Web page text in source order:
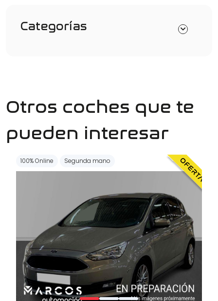
Categorías
Otros coches que te
pueden interesar
100% Online Segunda mano